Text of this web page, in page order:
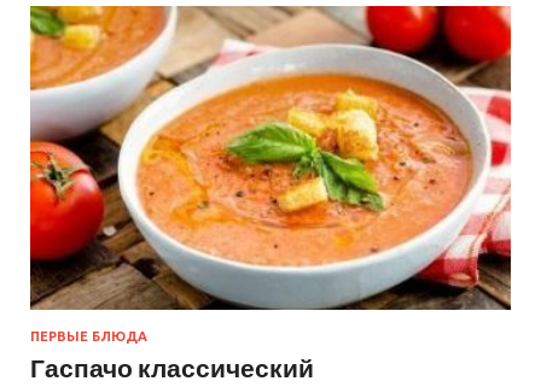
ПЕРВЫЕ БЛЮДА
Гаспачо классический